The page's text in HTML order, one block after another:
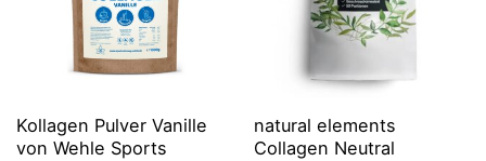
Kollagen Pulver Vanille
von Wehle Sports
natural elements
Collagen Neutral